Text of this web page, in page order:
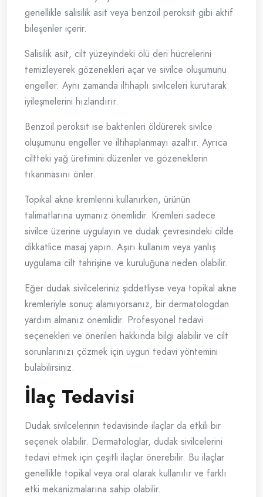
genellikle salisilik asit veya benzoil peroksit gibi aktif
bileşenler içerir.
Salisilik asit, cilt yüzeyindeki ölü deri hücrelerini
temizleyerek gözenekleri açar ve sivilce oluşumunu
engeller. Aynı zamanda iltihaplı sivilceleri kurutarak
iyileşmelerini hızlandırır.
Benzoil peroksit ise bakterileri öldürerek sivilce
oluşumunu engeller ve iltihaplanmayı azaltır. Ayrıca
ciltteki yağ üretimini düzenler ve gözeneklerin
tıkanmasını önler.
Topikal akne kremlerini kullanırken, ürünün
talimatlarına uymanız önemlidir. Kremleri sadece
sivilce üzerine uygulayın ve dudak çevresindeki cilde
dikkatlice masaj yapın. Aşırı kullanım veya yanlış
uygulama cilt tahrişine ve kuruluğuna neden olabilir.
Eğer dudak sivilceleriniz şiddetliyse veya topikal akne
kremleriyle sonuç alamıyorsanız, bir dermatologdan
yardım almanız önemlidir. Profesyonel tedavi
seçenekleri ve önerileri hakkında bilgi alabilir ve cilt
sorunlarınızı çözmek için uygun tedavi yöntemini
bulabilirsiniz.
İlaç Tedavisi
Dudak sivilcelerinin tedavisinde ilaçlar da etkili bir
seçenek olabilir. Dermatologlar, dudak sivilcelerini
tedavi etmek için çeşitli ilaçlar önerebilir. Bu ilaçlar
genellikle topikal veya oral olarak kullanılır ve farklı
etki mekanizmalarına sahip olabilir.